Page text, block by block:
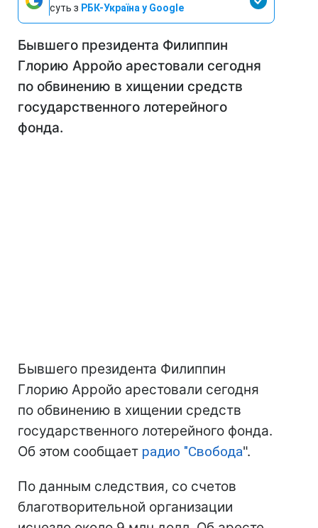
суть з РБК-Україна у Google
Бывшего президента Филиппин
Глорию Арройо арестовали сегодня
по обвинению в хищении средств
государственного лотерейного
фонда.
Бывшего президента Филиппин
Глорию Арройо арестовали сегодня
по обвинению в хищении средств
государственного лотерейного фонда.
Об этом сообщает радио "Свобода".
По данным следствия, со счетов
благотворительной организации